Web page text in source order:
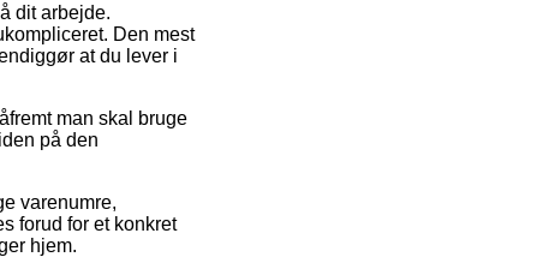
dit arbejde.
Den mest
at du lever i
man skal bruge
på den
varenumre,
forud for et konkret
hjem.